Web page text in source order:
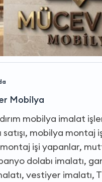
Mobilya
mobilya imalat
satışı, mobilya montaj
işi yapanlar,
dolabı imalatı,
vestiyer imalatı,